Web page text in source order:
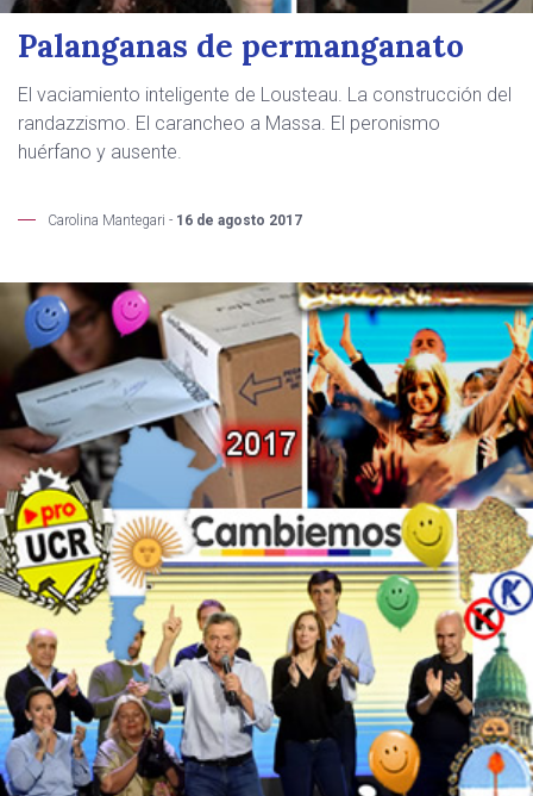
Palanganas de permanganato
El vaciamiento inteligente de Lousteau. La construcción del
randazzismo. El carancheo a Massa. El peronismo
huérfano y ausente.
Carolina Mantegari - 16 de agosto 2017